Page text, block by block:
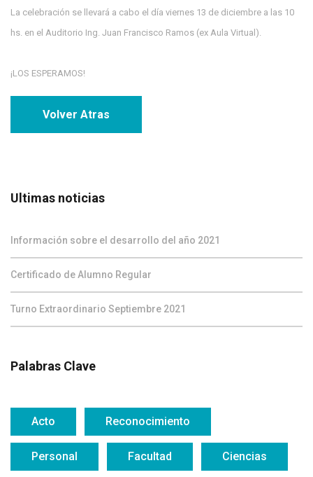
La celebración se llevará a cabo el día viernes 13 de diciembre a las 10
hs. en el Auditorio Ing. Juan Francisco Ramos (ex Aula Virtual).
¡LOS ESPERAMOS!
Volver Atras
Ultimas noticias
Información sobre el desarrollo del año 2021
Certificado de Alumno Regular
Turno Extraordinario Septiembre 2021
Palabras Clave
Acto Reconocimiento
Personal Facultad Ciencias